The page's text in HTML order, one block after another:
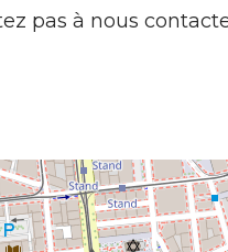
pas à nous